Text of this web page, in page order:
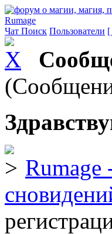
Rumage
Чат Поиск Пользователи [